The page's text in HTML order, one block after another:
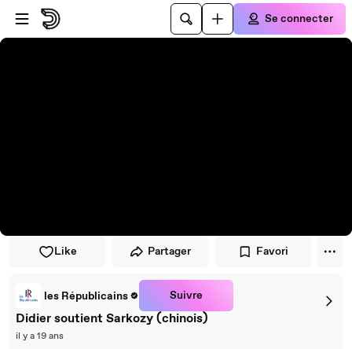
Passer au player
Passer au contenu principal
Se connecter
Like Partager Favori
les Républicains Suivre
Didier soutient Sarkozy (chinois)
il y a 19 ans